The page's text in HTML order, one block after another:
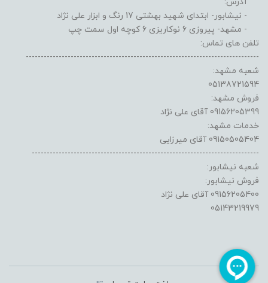
- نیشابور- ابتدای شهید بهشتی 17 رنگ و ابزار علی نژاد
- مشهد- پیروزی 6 نوکاریزی 6 کوچه اول سمت چپ
تلفن های تماس:
------------------------------------------------------------------------------
شعبه مشهد:
05138721594
فروش مشهد:
09156205399 آقای علی نژاد
خدمات مشهد:
09150505404 آقای میرزایی
----------------------------------------------------------------------------
شعبه نیشابور:
فروش نیشابور:
09156205400 آقای علی نژاد
05143219979